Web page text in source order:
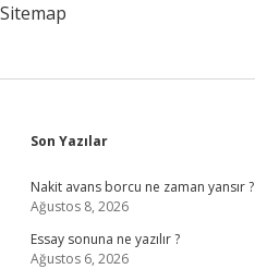
Sitemap
Sidebar
Son Yazılar
Nakit avans borcu ne zaman yansır ?
Ağustos 8, 2026
Essay sonuna ne yazılır ?
Ağustos 6, 2026